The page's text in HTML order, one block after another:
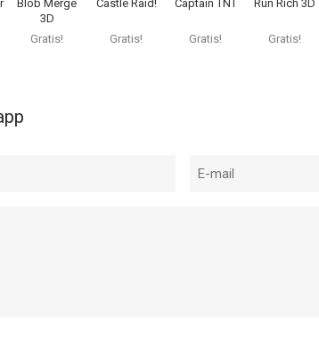
Blob Merge
3D
Gratis!
Castle Raid!
Gratis!
Captain TNT
Gratis!
Run Rich 3D
Gratis!